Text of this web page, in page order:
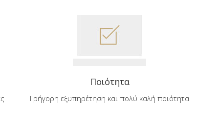
Ποιότητα
Γρήγορη εξυπηρέτηση και πολύ καλή ποιότητα